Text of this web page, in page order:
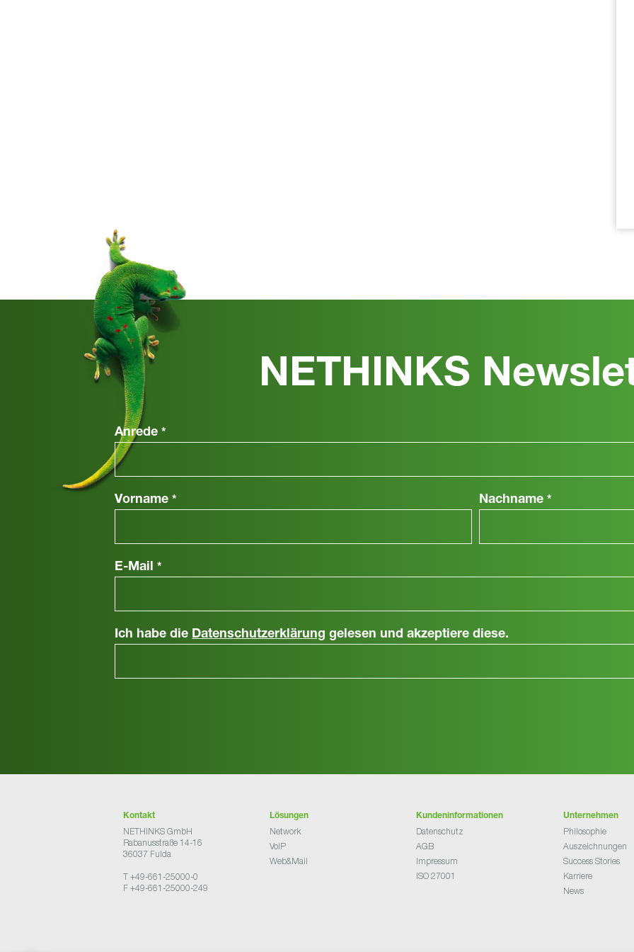
NETHINKS
Anrede *
Vorname * Nachname *
E-Mail *
Ich habe die Datenschutzerklärung gelesen und akzeptiere diese.
Kontakt
NETHINKS GmbH
Rabanusstraße 14-16
36037 Fulda
T +49-661-25000-0
F +49-661-25000-249
Lösungen
Network
VoIP
Web&Mail
Kundeninformationen
Datenschutz
AGB
Impressum
ISO 27001
Unternehmen
Philosophie
Auszeichnungen
Success Stories
Karriere
News